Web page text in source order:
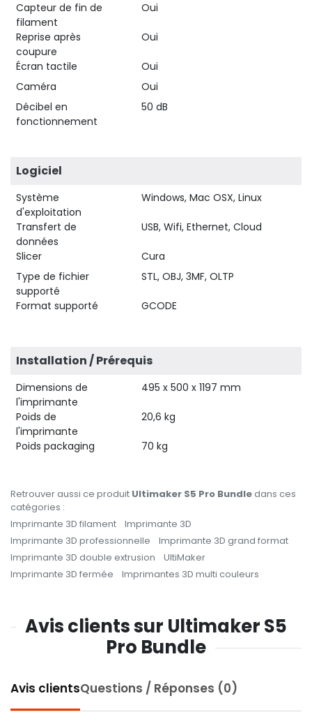
Capteur de fin de
filament
Oui
Reprise après
coupure
Oui
Écran tactile
Oui
Caméra
Oui
Décibel en
fonctionnement
50 dB
Logiciel
Système
d'exploitation
Windows, Mac OSX, Linux
Transfert de
données
USB, Wifi, Ethernet, Cloud
Slicer
Cura
Type de fichier
supporté
STL, OBJ, 3MF, OLTP
Format supporté GCODE
Installation / Prérequis
Dimensions de
l'imprimante
495 x 500 x 1197 mm
Poids de
l'imprimante
20,6 kg
Poids packaging 70 kg
Retrouver aussi ce produit Ultimaker S5 Pro Bundledans ces
catégories :
Imprimante 3D filament
Imprimante 3D
Imprimante 3D professionnelle
Imprimante 3D grand format
Imprimante 3D double extrusion
UltiMaker
Imprimante 3D fermée
Imprimantes 3D multi couleurs
Avis clients sur Ultimaker S5
Pro Bundle
Avis clientsQuestions / Réponses (0)